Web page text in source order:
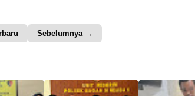
Sebelumnya →